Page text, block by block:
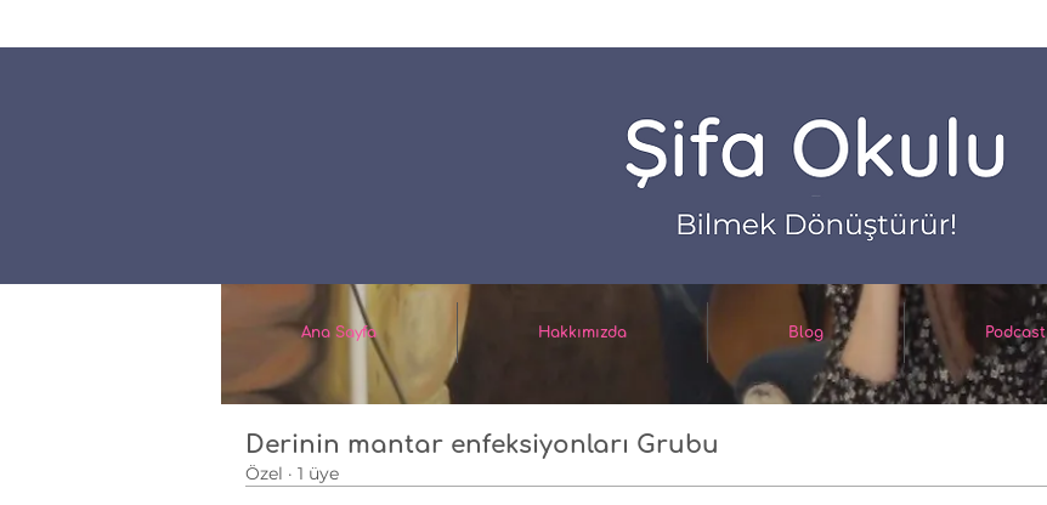
Derinin mantar enfeksiyonları Grubu
Özel · 1 üye
Ana Sayfa Hakkımızda Blog Podcast